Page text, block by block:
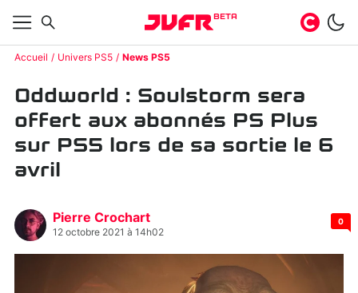
BETA
Accueil Univers PS5 News PS5
Oddworld : Soulstorm sera
offert aux abonnés PS Plus
sur PS5 lors de sa sortie le 6
avril
Pierre Crochart
12 octobre 2021 à 14h02
0